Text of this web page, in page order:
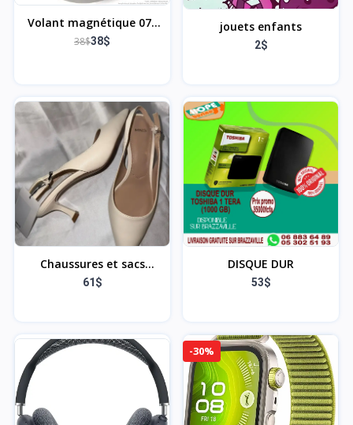
Volant magnétique 070
Sthil
38$38$
jouets enfants
2$
Chaussures et sacs
mango
61$
DISQUE DUR
53$
-30%